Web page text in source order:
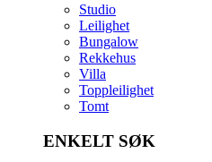
Studio
Leilighet
Bungalow
Rekkehus
Villa
Toppleilighet
Tomt
ENKELT SØK